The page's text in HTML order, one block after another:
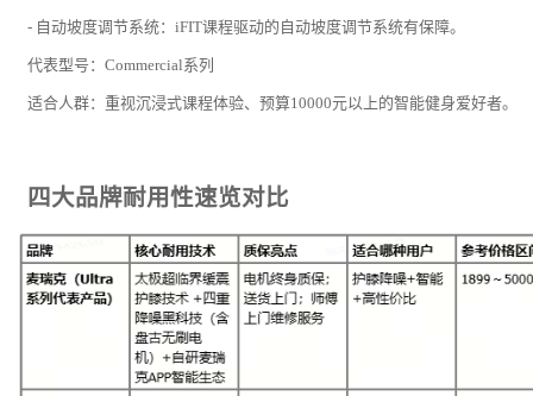
- 自动坡度调节系统：iFIT课程驱动的自动坡度调节系统有保障。
代表型号：Commercial系列
适合人群：重视沉浸式课程体验、预算10000元以上的智能健身爱好者。
四大品牌耐用性速览对比